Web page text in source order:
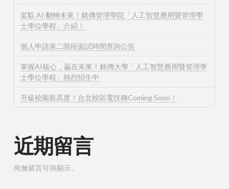
駕馭 AI 翻轉未來！銘傳管理學院「人工智慧應用暨管理學
士學位學程」介紹！
個人申請第二階段面試時間查詢公告
掌握AI核心，贏在未來！銘傳大學「人工智慧應用暨管理學
士學位學程」熱烈招生中
升級校園新高度！台北校區電扶梯Coming Soon！
近期留言
尚無留言可供顯示。